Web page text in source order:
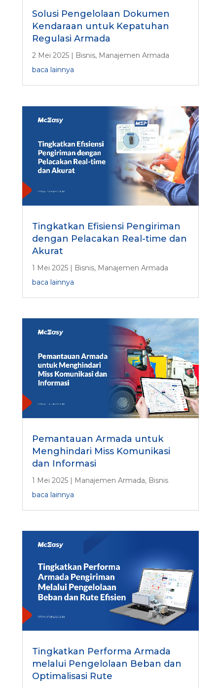
Solusi Pengelolaan Dokumen
Kendaraan untuk Kepatuhan
Regulasi Armada
2 Mei 2025| Bisnis, Manajemen Armada
baca lainnya
Tingkatkan Efisiensi Pengiriman
dengan Pelacakan Real-time dan
Akurat
1 Mei 2025| Bisnis, Manajemen Armada
baca lainnya
Pemantauan Armada untuk
Menghindari Miss Komunikasi
dan Informasi
1 Mei 2025| Manajemen Armada, Bisnis
baca lainnya
Tingkatkan Performa Armada
melalui Pengelolaan Beban dan
Optimalisasi Rute